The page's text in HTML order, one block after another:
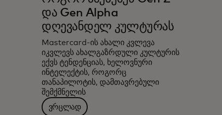
და Gen Alpha
დღევანდელ კულტურას
Mastercard-ის ახალი კვლევა
იკვლევს ახალგაზრდული კულტურის
ექვს ტენდენციას, ხელოვნური
ინტელექტის, როგორც
თანაპილოტის, დამთავრებული
შემქმნელის
ვრცლად